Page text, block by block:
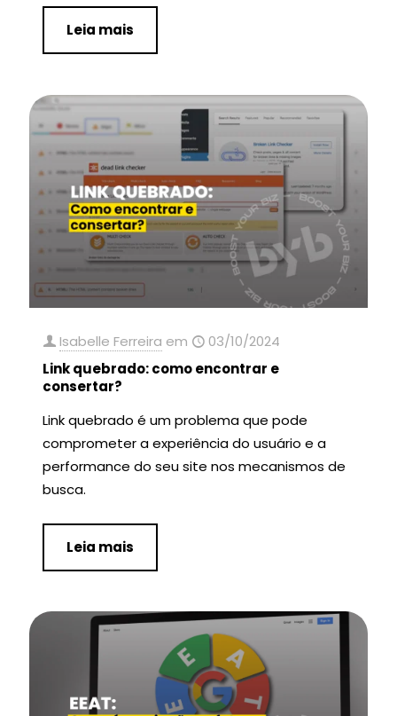
Leia mais
Isabelle Ferreira em
03/10/2024
Link quebrado: como encontrar e
consertar?
Link quebrado é um problema que pode
comprometer a experiência do usuário e a
performance do seu site nos mecanismos de
busca.
Leia mais